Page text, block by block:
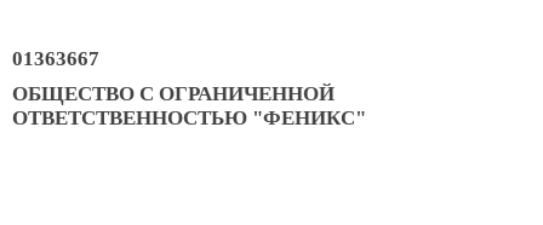
01363667
ОБЩЕСТВО С ОГРАНИЧЕННОЙ
ОТВЕТСТВЕННОСТЬЮ "ФЕНИКС"